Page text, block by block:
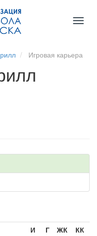
Игровая карьера
И Г ЖК
КК